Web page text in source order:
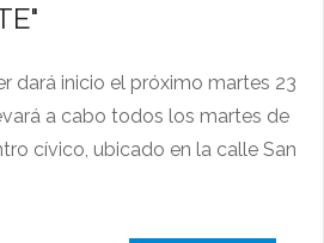
dará inicio el próximo martes 23
a cabo todos los martes de
cívico, ubicado en la calle San